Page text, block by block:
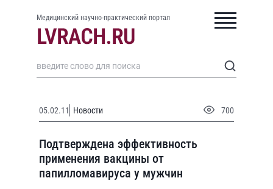
Медицинский научно-практический портал
05.02.11 Новости 700
Подтверждена эффективность
применения вакцины от
папилломавируса у мужчин